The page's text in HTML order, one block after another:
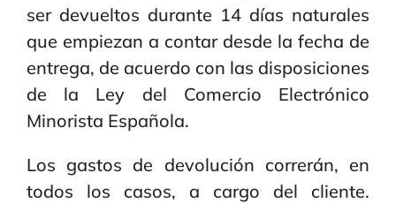
ser devueltos durante 14 días naturales
que empiezan a contar desde la fecha de
entrega, de acuerdo con las disposiciones
de la Ley del Comercio Electrónico
Minorista Española.
Los gastos de devolución correrán, en
todos los casos, a cargo del cliente.